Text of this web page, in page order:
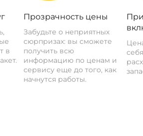
в
Прозрачность цены
Забудьте о неприятных
сюрпризах: вы сможете
получить всю
информацию по ценам и
сервису еще до того, как
начнутся работы.